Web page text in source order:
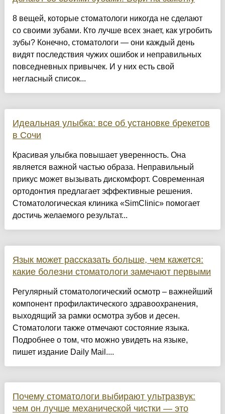
8 вещей, которые стоматологи никогда не сделают
со своими зубами. Кто лучше всех знает, как угробить
зубы? Конечно, стоматологи — они каждый день
видят последствия чужих ошибок и неправильных
повседневных привычек. И у них есть свой
негласный список...
Идеальная улыбка: все об установке брекетов
в Сочи
Красивая улыбка повышает уверенность. Она
является важной частью образа. Неправильный
прикус может вызывать дискомфорт. Современная
ортодонтия предлагает эффективные решения.
Стоматологическая клиника «SimClinic» помогает
достичь желаемого результат...
Язык может рассказать больше, чем кажется:
какие болезни стоматологи замечают первыми
Регулярный стоматологический осмотр – важнейший
компонент профилактического здравоохранения,
выходящий за рамки осмотра зубов и десен.
Стоматологи также отмечают состояние языка.
Подробнее о том, что можно увидеть на языке,
пишет издание Daily Mail....
Почему стоматологи выбирают ультразвук:
чем он лучше механической чистки — это